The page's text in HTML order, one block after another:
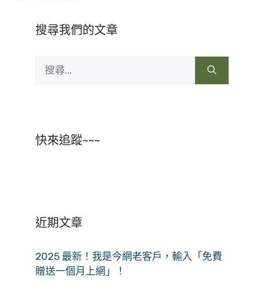
搜尋我們的文章
尋:
快來追蹤~~~
近期文章
2025 最新！我是今網老客戶，輸入「免費
贈送一個月上網」！